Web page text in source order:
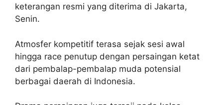
keterangan resmi yang diterima di Jakarta,
Senin.
Atmosfer kompetitif terasa sejak sesi awal
hingga race penutup dengan persaingan ketat
dari pembalap-pembalap muda potensial
berbagai daerah di Indonesia.